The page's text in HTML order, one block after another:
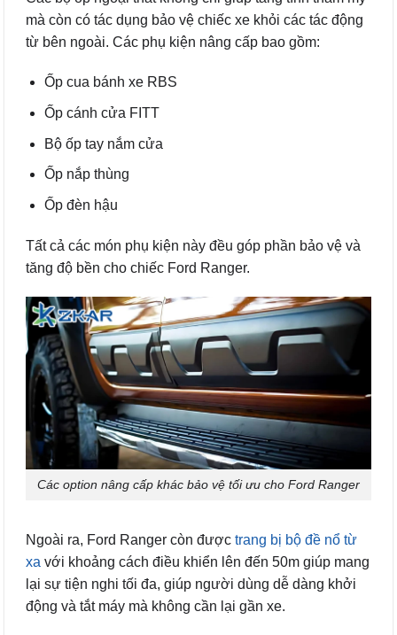
mà còn có tác dụng bảo vệ chiếc xe khỏi các tác động
từ bên ngoài. Các phụ kiện nâng cấp bao gồm:
Ốp cua bánh xe RBS
Ốp cánh cửa FITT
Bộ ốp tay nắm cửa
Ốp nắp thùng
Ốp đèn hậu
Tất cả các món phụ kiện này đều góp phần bảo vệ và
tăng độ bền cho chiếc Ford Ranger.
Các option nâng cấp khác bảo vệ tối ưu cho Ford Ranger
Ngoài ra, Ford Ranger còn được trang bị bộ đề nổ từ
xa với khoảng cách điều khiển lên đến 50m giúp mang
lại sự tiện nghi tối đa, giúp người dùng dễ dàng khởi
động và tắt máy mà không cần lại gần xe.